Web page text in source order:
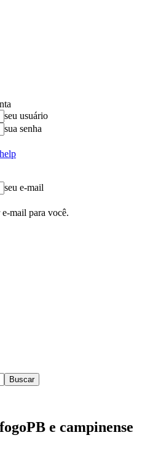
seu usuário
sua senha
seu e-mail
mail para você.
e campinense